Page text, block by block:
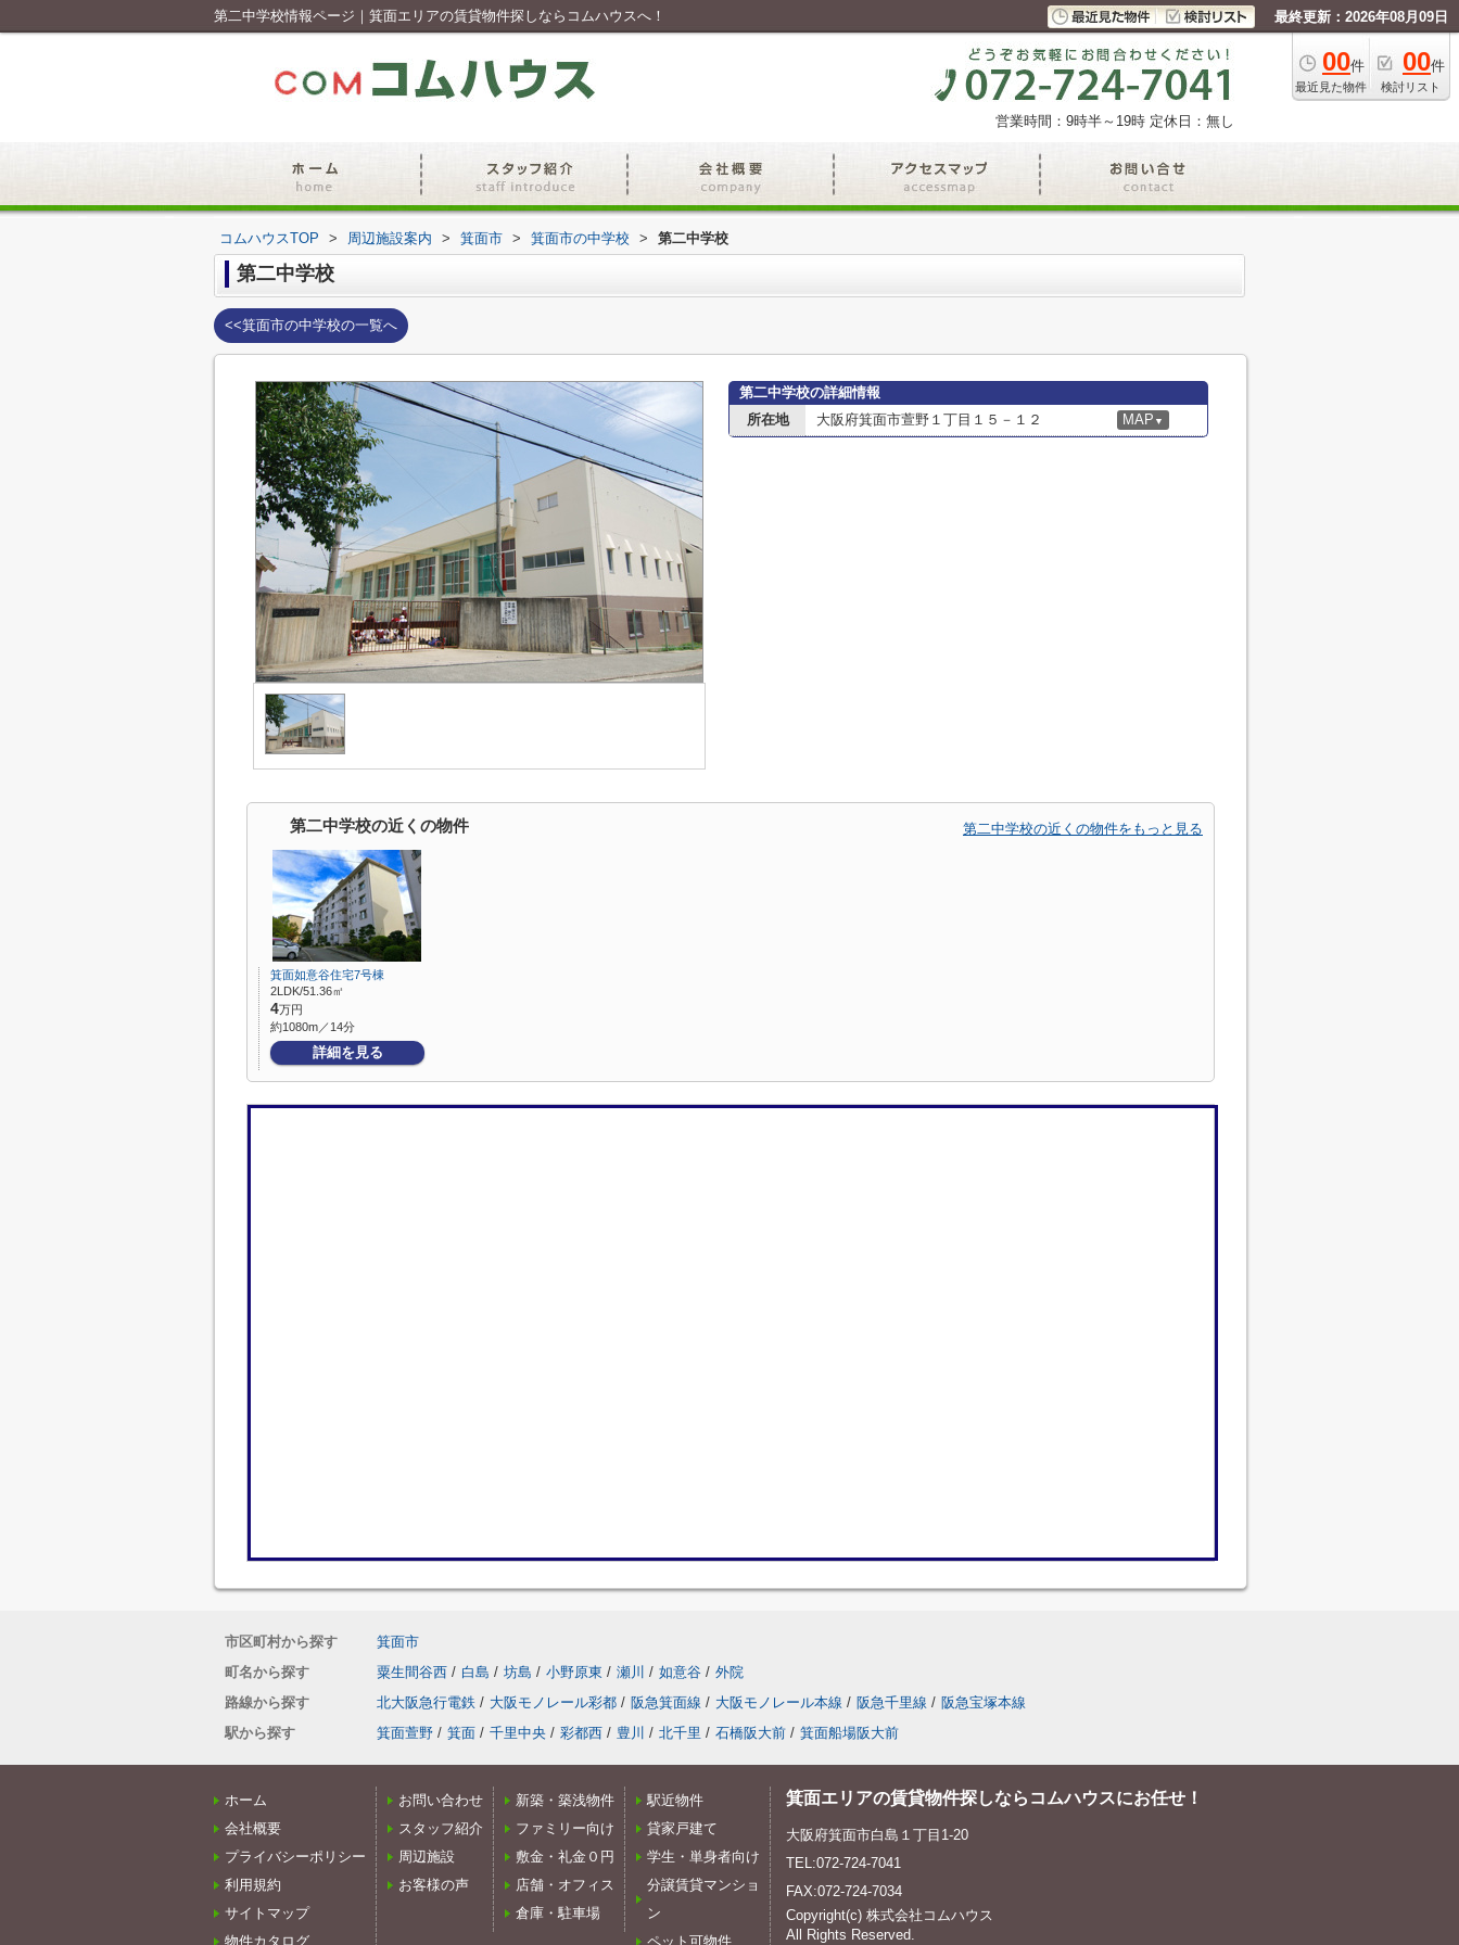
第二中学校情報ページ｜箕面エリアの賃貸物件探しならコムハウスへ！ 最終更新：2026年08月09日
00件
最近見た物件
00件
検討リスト
営業時間：9時半～19時 定休日：無し
コムハウスTOP > 周辺施設案内 > 箕面市 > 箕面市の中学校 > 第二中学校
第二中学校
<<箕面市の中学校の一覧へ
第二中学校の詳細情報
所在地
大阪府箕面市萱野１丁目１５－１２ MAP ▼
第二中学校の近くの物件 第二中学校の近くの物件をもっと見る
箕面如意谷住宅7号棟
2LDK/51.36㎡
4万円
約1080m／14分
詳細を見る
市区町村から探す
箕面市
町名から探す
粟生間谷西 / 白島 / 坊島 / 小野原東 / 瀬川 / 如意谷 / 外院
路線から探す
北大阪急行電鉄 / 大阪モノレール彩都 / 阪急箕面線 / 大阪モノレール本線 / 阪急千里線 / 阪急宝塚本線
駅から探す
箕面萱野 / 箕面 / 千里中央 / 彩都西 / 豊川 / 北千里 / 石橋阪大前 / 箕面船場阪大前
ホーム
会社概要
プライバシーポリシー
利用規約
サイトマップ
物件カタログ
お問い合わせ
スタッフ紹介
周辺施設
お客様の声
新築・築浅物件
ファミリー向け
敷金・礼金０円
店舗・オフィス
倉庫・駐車場
駅近物件
貸家戸建て
学生・単身者向け
分譲賃貸マンショ
ン
ペット可物件
箕面エリアの賃貸物件探しならコムハウスにお任せ！
大阪府箕面市白島１丁目1-20
TEL:072-724-7041
FAX:072-724-7034
Copyright(c) 株式会社コムハウス
All Rights Reserved.